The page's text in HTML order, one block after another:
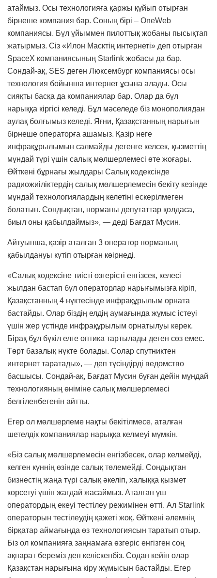
атаймыз. Осы технологияға қаржы құйып отырған
бірнеше компания бар. Соның бірі – OneWeb
компаниясы. Бұл ұйыммен пилоттық жобаны пысықтап
жатырмыз. Сіз «Илон Масктің интернеті» деп отырған
SpaceX компаниясының Starlink жобасы да бар.
Сондай-ақ, SES деген Люксембург компаниясы осы
технология бойынша интернет ұсына алады. Осы
сияқты басқа да компаниялар бар. Олар да бұл
нарыққа кіргісі келеді. Бұл мәселеде біз монополиядан
аулақ болғымыз келеді. Яғни, Қазақстанның нарығын
бірнеше операторға ашамыз. Қазір неге
инфрақұрылымын салмайды дегенге келсек, қызметтің
мұндай түрі үшін салық мөлшерлемесі өте жоғары.
Өйткені бұрнағы жылдары Салық кодексінде
радиожиіліктердің салық мөлшерлемесін бекіту кезінде
мұндай технологиялардың келетіні ескерілмеген
болатын. Сондықтан, норманы депутаттар қолдаса,
биыл оны қабылдаймыз», — деді Бағдат Мусин.
Айтуынша, қазір аталған 3 оператор норманың
қабылдануы күтіп отырған көірнеді.
«Салық кодексіне тиісті өзгерісті енгізсек, келесі
жылдан бастап бұл операторлар нарығымызға кіріп,
Қазақстанның 4 нүктесінде инфрақұрылым орната
бастайды. Олар біздің елдің аумағында жұмыс істеуі
үшін жер үстінде инфрақұрылым орнатылуы керек.
Бірақ бұл бүкіл елге оптика тартылады деген сөз емес.
Төрт базалық нүкте болады. Солар спутниктен
интернет таратады», — деп түсіндірді ведомство
басшысы. Сондай-ақ, Бағдат Мусин бұған дейін мұндай
технологияның өніміне салық мөлшерлемесі
белгіленбегенін айтты.
Егер ол мөлшерлеме нақты бекітілмесе, аталған
шетелдік компаниялар нарыққа келмеуі мүмкін.
«Біз салық мөлшерлемесін енгізбесек, олар келмейді,
келген күннің өзінде салық төлемейді. Сондықтан
бизнестің жаңа түрі салық әкеліп, халыққа қызмет
көрсетуі үшін жағдай жасаймыз. Аталған үш
оператордың екеуі тестілеу режимінен өтті. Ал Starlink
операторын тестілеудің қажеті жоқ. Өйткені әлемнің
бірқатар аймағында өз технологиясын таратып отыр.
Біз ол компанияға заңнамаға өзгеріс енгізген соң
ақпарат береміз деп келіскенбіз. Содан кейін олар
Қазақстан нарығына кіру жұмысын бастайды. Егер